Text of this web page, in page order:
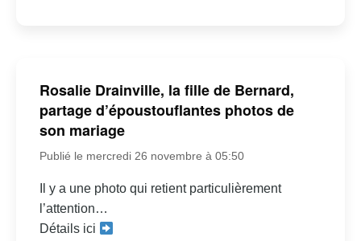
Rosalie Drainville, la fille de Bernard,
partage d’époustouflantes photos de
son mariage
Publié le mercredi 26 novembre à 05:50
Il y a une photo qui retient particulièrement
l’attention…
Détails ici